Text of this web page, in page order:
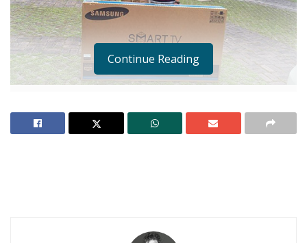
El equipo de la Liga de Ascenso del fútbol,
estará en Ahuacatlán el próximo dos de
pantalla digital de 60 pulgadas al director
Continue Reading